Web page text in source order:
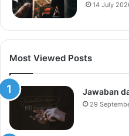
14 July
Most Viewed Posts
Jawaban
29